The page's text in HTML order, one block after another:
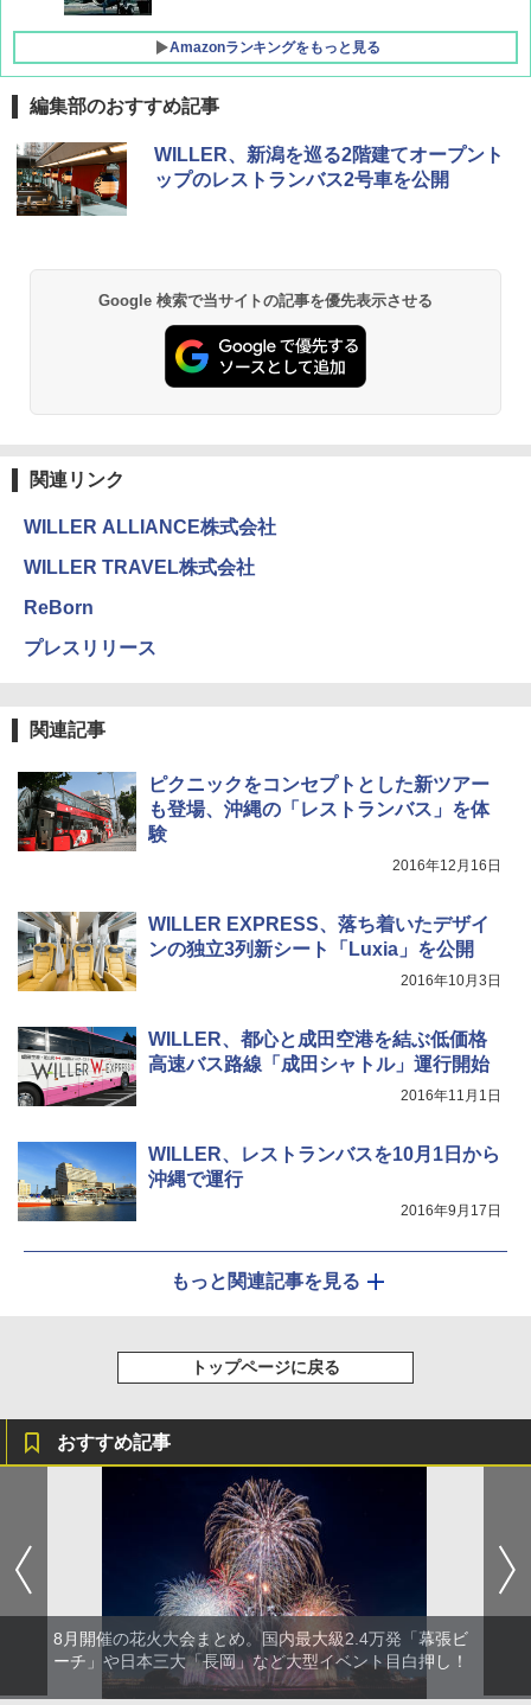
Amazonランキングをもっと見る
D40 地球の歩き方 チェンマイ タイ北部の魅
力的な町 2026～2027 地球の歩き方D アジア
地球の歩き方 スター・ウォーズ
￥2,695
パ
[キャンパーズコレクション 山善] ポップアッ
プテント 傘みたいに広げて畳める パッとサ
ッとサンシェード キューブ フルクローズ メ
￥6,830
PYKES PEAK (パイクスピーク) 着替えテン
ト プライバシー テント 【中が透けない】 1
人用 折りたたみ 防災グッズ 災害用トイレ ビ
易 トイレテント (ブラック)
ENDLESS BASE 《めざましテレビで紹介》
500002(88859)
￥9,990
[キャンパーズコレクション 山善] 傘みたいに
イド ブラックコーティング フルクローズ メ
ッシュ 4人用 簡単設置 ポップアップテント P
ATCW-150B エクルベージュ
GRANDOOR ステンレス保冷剤 2個セット 2
026リニューアル 急速冷凍 空間倍増 衛生的
コンパクト 保冷力長持ち
BUNDOK(バンドック)ソロ ドーム 1 EX BDK
レーム ドーム型 テント
￥3,680
着替えテント トイレテント 透けない【換気
コンパクト iimono117 (ブルー)
￥3,080
編集部のおすすめ記事
WILLER、新潟を巡る2階建てオープント
ップのレストランバス2号車を公開
Google 検索で当サイトの記事を優先表示させる
関連リンク
WILLER ALLIANCE株式会社
WILLER TRAVEL株式会社
ReBorn
プレスリリース
関連記事
ピクニックをコンセプトとした新ツアー
も登場、沖縄の「レストランバス」を体
験
2016年12月16日
WILLER EXPRESS、落ち着いたデザイ
ンの独立3列新シート「Luxia」を公開
2016年10月3日
WILLER、都心と成田空港を結ぶ低価格
高速バス路線「成田シャトル」運行開始
2016年11月1日
WILLER、レストランバスを10月1日から
沖縄で運行
2016年9月17日
もっと関連記事を見る
トップページに戻る
おすすめ記事
8月開催の花火大会まとめ。国内最大級2.4万発「幕張ビ
ーチ」や日本三大「長岡」など大型イベント目白押し！